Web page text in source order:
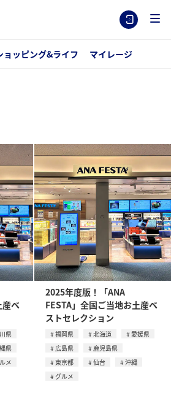
ョッピング&ライフ マイレージ
産ベ
県
県
メ
2025年度版！「ANA
FESTA」全国ご当地お土産ベ
ストセレクション
福岡県 北海道
愛媛県
広島県
鹿児島県
東京都
仙台
沖縄
グルメ